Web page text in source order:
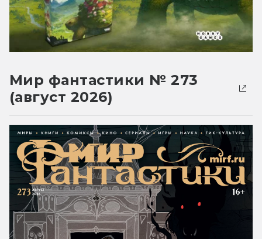
Мир фантастики № 273
(август 2026)